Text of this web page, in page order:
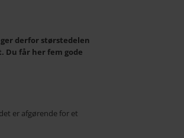
derfor størstedelen
Du får her fem gode
er afgørende for et